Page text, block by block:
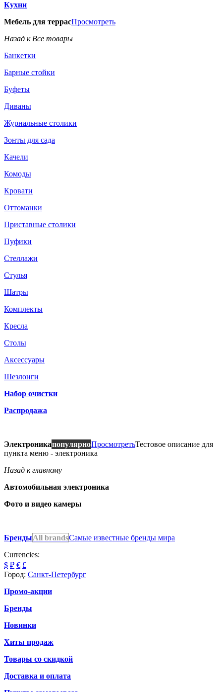
Кухни
Мебель для террасПросмотреть
Назад к Все товары
Банкетки
Барные стойки
Буфеты
Диваны
Журнальные столики
Зонты для сада
Качели
Комоды
Кровати
Оттоманки
Приставные столики
Пуфики
Стеллажи
Стулья
Шатры
Комплекты
Кресла
Столы
Аксессуары
Шезлонги
Набор очистки
Распродажа
ЭлектроникапопулярноПросмотретьТестовое описание для
пункта меню - электроника
Назад к главному
Автомобильная электроника
Фото и видео камеры
БрендыAll brandsСамые известные бренды мира
Currencies:
$ ₽ € £
Город: Санкт-Петербург
Промо-акции
Бренды
Новинки
Хиты продаж
Товары со скидкой
Доставка и оплата